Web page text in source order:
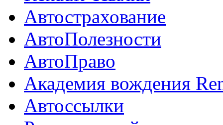
Автострахование
АвтоПолезности
АвтоПраво
Академия вождения
Автоссылки